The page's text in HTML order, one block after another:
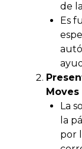
de
Es
La
la
por